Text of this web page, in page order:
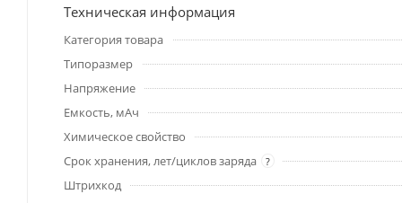
Техническая информация
Категория товара
Типоразмер
Напряжение
Емкость, мАч
Химическое свойство
Срок хранения, лет/циклов заряда
?
Штрихкод